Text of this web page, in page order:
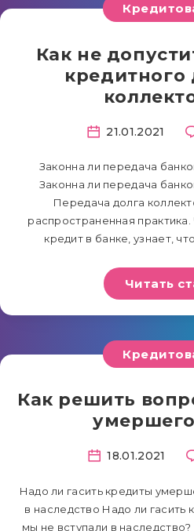
Как не
кредитного
21.01.2021
Законна ли передача
Законна ли передача
Передача долга
распространенная
кредит в банке, узнает,
Читать
Как решить
18.01.2021
Надо ли гасить кредиты
в наследство Надо ли гасить
мы не вступали в